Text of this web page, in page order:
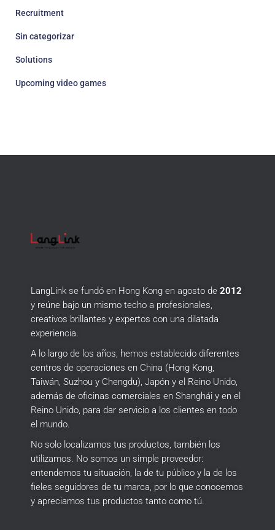
Recruitment
Sin categorizar
Solutions
Upcoming video games
LangLink se fundó en Hong Kong en agosto de 2012
y reúne bajo un mismo techo a profesionales,
creativos brillantes y expertos con una dilatada
experiencia.
A lo largo de los años, hemos establecido diferentes
centros de operaciones en China (Hong Kong,
Taiwán, Suzhou y Chengdu), Japón y el Reino Unido,
además de oficinas comerciales en Shanghái y en el
Reino Unido, para dar servicio a los clientes en todo
el mundo.
No solo localizamos tus productos, también los
utilizamos. No somos un simple proveedor:
entendemos tu situación, la de tu público y la de los
fieles seguidores de tu marca, por lo que conocemos
y apreciamos tus productos tanto como tú.